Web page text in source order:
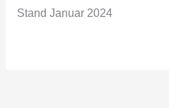
Stand Januar 2024